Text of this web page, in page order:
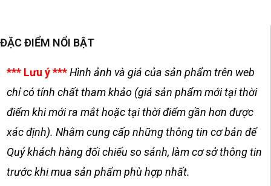
ĐẶC ĐIỂM NỔI BẬT
*** Lưu ý ***Hình ảnh và giá của sản phẩm trên web
chỉ có tính chất tham khảo (giá sản phẩm mới tại thời
điểm khi mới ra mắt hoặc tại thời điểm gần hơn được
xác định). Nhằm cung cấp những thông tin cơ bản để
Quý khách hàng đối chiếu so sánh, làm cơ sở thông tin
trước khi mua sản phẩm phù hợp nhất.